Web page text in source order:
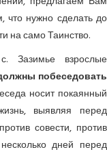
что нужно сделать до
на само Таинство.
Зазимье взрослые
побеседовать
носит покаянный
выявляя перед
совести, против
дней перед